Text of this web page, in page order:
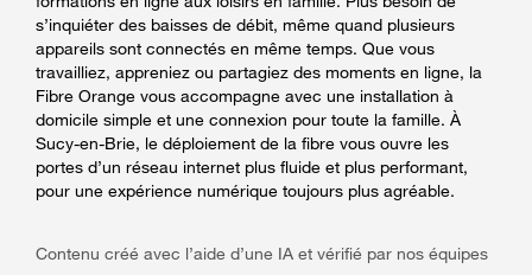
s’inquiéter des baisses de débit, même quand plusieurs
appareils sont connectés en même temps. Que vous
travailliez, appreniez ou partagiez des moments en ligne, la
Fibre Orange vous accompagne avec une installation à
domicile simple et une connexion pour toute la famille. À
Sucy-en-Brie, le déploiement de la fibre vous ouvre les
portes d’un réseau internet plus fluide et plus performant,
pour une expérience numérique toujours plus agréable.
Contenu créé avec l’aide d’une IA et vérifié par nos équipes